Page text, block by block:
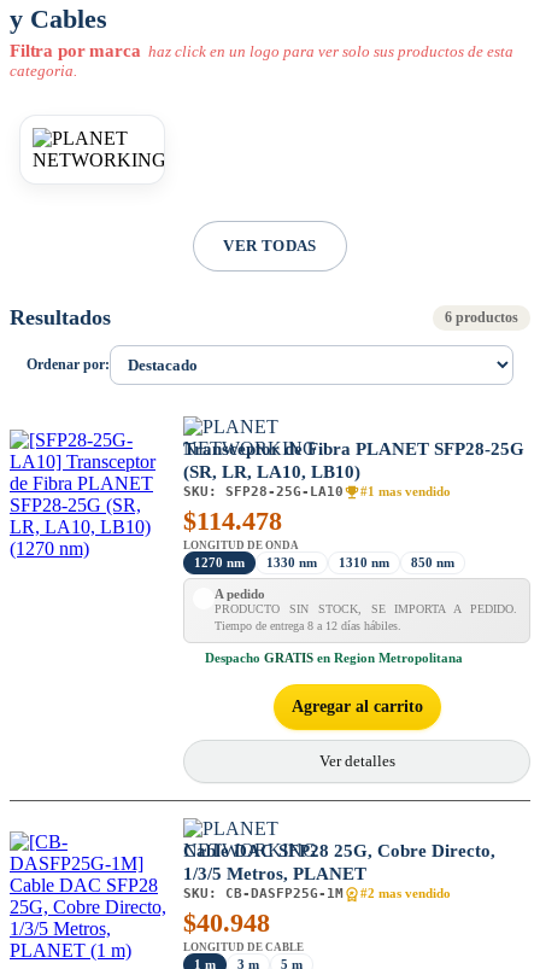
y Cables
Filtra por marca haz click en un logo para ver solo sus productos de esta
categoria.
VER TODAS
Resultados 6 productos
Ordenar por:
Transceptor de Fibra PLANET SFP28-25G
(SR, LR, LA10, LB10)
SKU: SFP28-25G-LA10 #1 mas vendido
$114.478
LONGITUD DE ONDA
1270 nm 1330 nm 1310 nm 850 nm
A pedido
PRODUCTO SIN STOCK, SE IMPORTA A PEDIDO.
Tiempo de entrega 8 a 12 días hábiles.
Despacho GRATIS en Region Metropolitana
Agregar al carrito
Ver detalles
Cable DAC SFP28 25G, Cobre Directo,
1/3/5 Metros, PLANET
SKU: CB-DASFP25G-1M #2 mas vendido
$40.948
LONGITUD DE CABLE
1 m 3 m 5 m